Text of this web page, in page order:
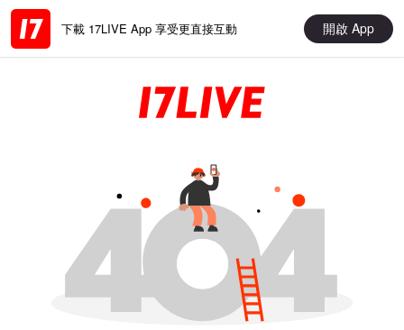
下載 17LIVE App 享受更直接互動 開啟 App